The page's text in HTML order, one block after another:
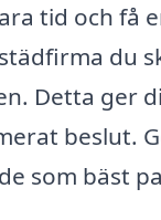
tid och få
du
Detta ger
beslut.
som bäst